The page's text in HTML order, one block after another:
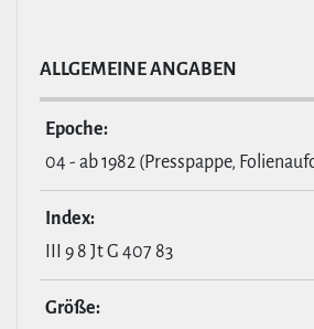
ALL­GE­MEINE ANGABEN
Epoche:
04 - ab 1982 (Presspappe,
Index:
III 9 8 Jt G 407 83
Größe: